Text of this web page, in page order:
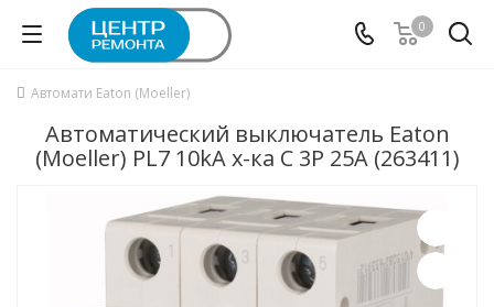
0
Автомати Eaton (Moeller)
Автоматический выключатель Eaton
(Moeller) PL7 10kA х-ка C 3P 25А (263411)